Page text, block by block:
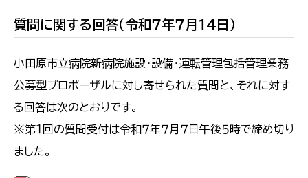
質問に関する回答（令和７年７月１４日）
小田原市立病院新病院施設・設備・運転管理包括管理業務
公募型プロポーザルに対し寄せられた質問と、それに対す
る回答は次のとおりです。
※第１回の質問受付は令和７年７月７日午後５時で締め切り
ました。